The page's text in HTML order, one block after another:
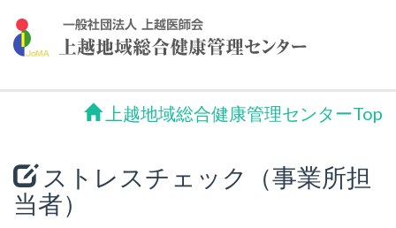
上越地域総合健康管理センターTop
ストレスチェック（事業所担
当者）